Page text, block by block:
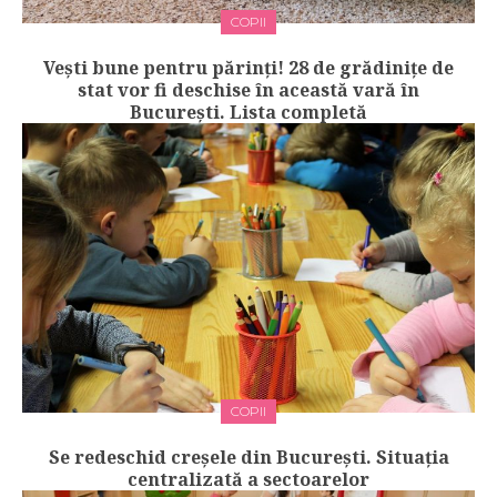
COPII
Vești bune pentru părinți! 28 de grădiniţe de
stat vor fi deschise în această vară în
București. Lista completă
COPII
Se redeschid creșele din București. Situația
centralizată a sectoarelor